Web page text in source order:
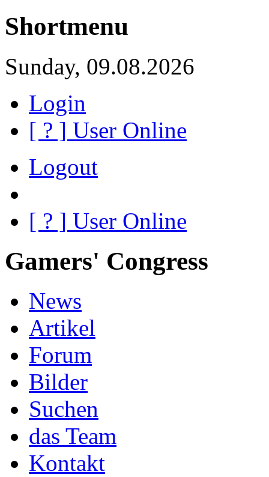
Shortmenu
Sunday, 09.08.2026
Login
[ ? ] User Online
Logout
[ ? ] User Online
Gamers' Congress
News
Artikel
Forum
Bilder
Suchen
das Team
Kontakt